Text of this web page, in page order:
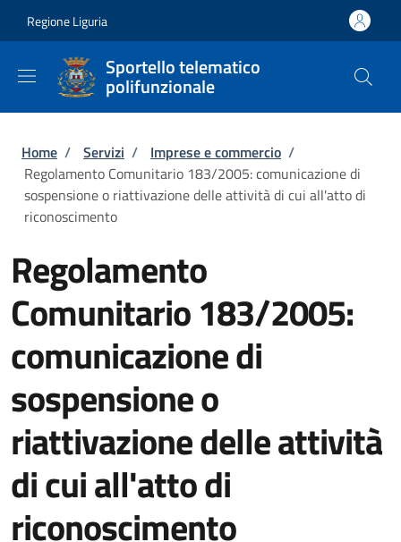
Regione Liguria
Sportello telematico
polifunzionale
Briciole di pane
Home / Servizi / Imprese e commercio /
Regolamento Comunitario 183/2005: comunicazione di
sospensione o riattivazione delle attività di cui all'atto di
riconoscimento
Regolamento
Comunitario 183/2005:
comunicazione di
sospensione o
riattivazione delle attività
di cui all'atto di
riconoscimento